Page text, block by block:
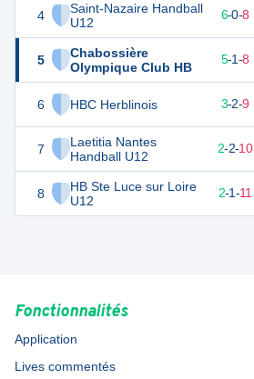
4
Saint-Nazaire Handball
U12
5
Chabossière
Olympique Club HB
6 HBC Herblinois
7
Laetitia Nantes
Handball U12
8
HB Ste Luce sur Loire
U12
26 14 6-0-8
25 14 5-1-8
3-2-9
2-2-10
19 14 2-1-11
Fonctionnalités
Application
Lives commentés